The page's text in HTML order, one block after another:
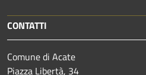
CONTATTI
Comune di Acate
Piazza Libertà, 34